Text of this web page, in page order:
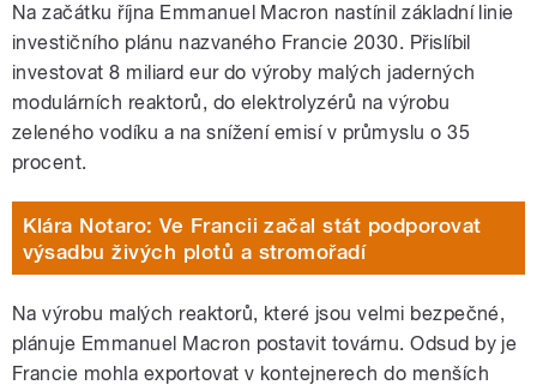
Na začátku října Emmanuel Macron nastínil základní linie
investičního plánu nazvaného Francie 2030. Přislíbil
investovat 8 miliard eur do výroby malých jaderných
modulárních reaktorů, do elektrolyzérů na výrobu
zeleného vodíku a na snížení emisí v průmyslu o 35
procent.
Klára Notaro: Ve Francii začal stát podporovat
výsadbu živých plotů a stromořadí
Na výrobu malých reaktorů, které jsou velmi bezpečné,
plánuje Emmanuel Macron postavit továrnu. Odsud by je
Francie mohla exportovat v kontejnerech do menších